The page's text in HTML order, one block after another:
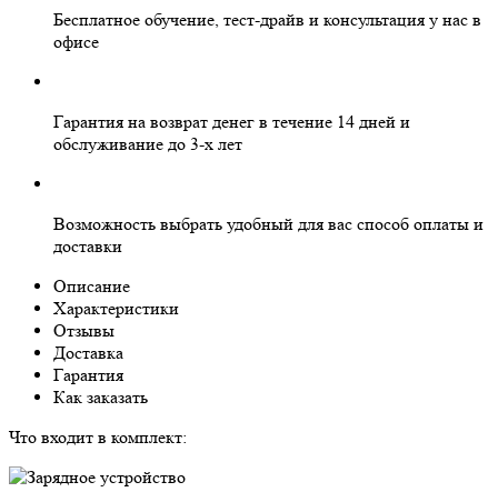
Бесплатное обучение, тест-драйв и консультация у нас в
офисе
Гарантия на возврат денег в течение 14 дней и
обслуживание до 3-х лет
Возможность выбрать удобный для вас способ оплаты и
доставки
Описание
Характеристики
Отзывы
Доставка
Гарантия
Как заказать
Что входит в комплект: